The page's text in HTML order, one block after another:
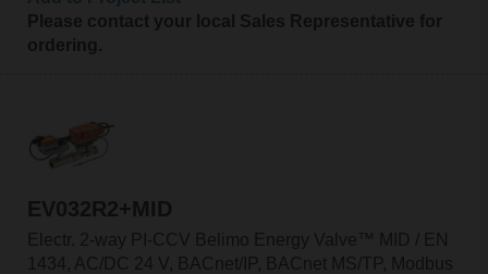
Please contact your local Sales Representative for
ordering.
EV032R2+MID
Electr. 2-way PI-CCV Belimo Energy Valve™ MID / EN
1434, AC/DC 24 V, BACnet/IP, BACnet MS/TP, Modbus